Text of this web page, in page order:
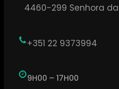
4460-299 Senhora
+351 22 9373994
9H00 – 17H00